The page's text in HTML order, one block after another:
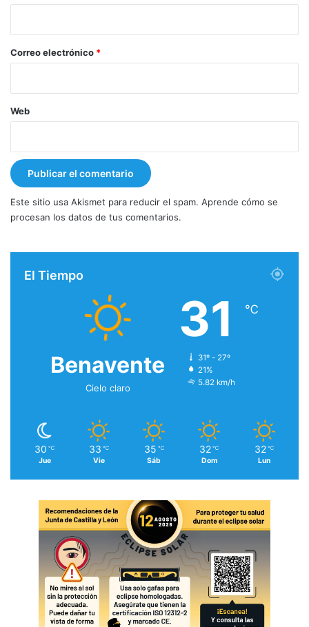
*
Correo electrónico *
Web
Este sitio usa Akismet para reducir el spam. Aprende cómo se
procesan los datos de tus comentarios.
El Tiempo
Benavente
Cielo claro
31 ℃
31º - 27º
21%
5.82 km/h
30 ℃
Jue
33 ℃
Vie
35 ℃
Sáb
32 ℃
Dom
32 ℃
Lun